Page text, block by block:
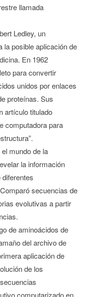
llamada
Ledley, un
la posible aplicación de
En 1962
para convertir
unidos por enlaces
proteínas. Sus
artículo titulado
computadora para
mundo de la
la información
secuencias de
evolutivas a partir
de aminoácidos de
del archivo de
aplicación de
de los
computarizado en